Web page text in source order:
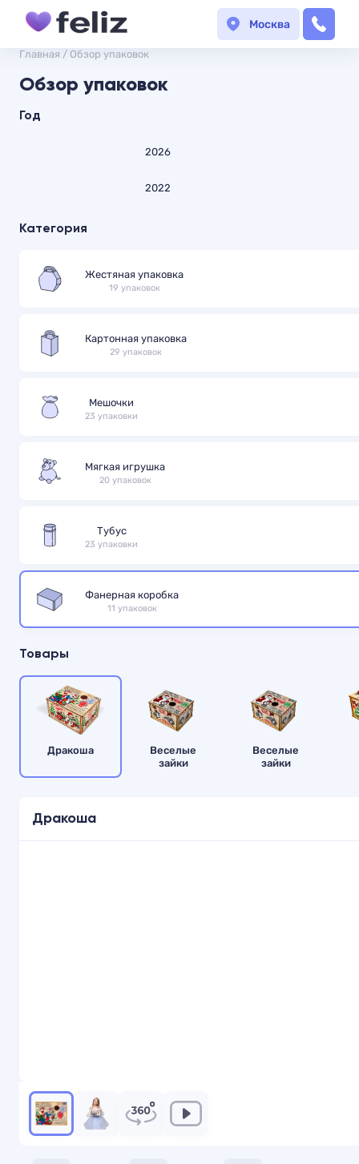
Москва
Главная / Обзор упаковок
Обзор упаковок
Год
2026
2022
Категория
Жестяная упаковка
19 упаковок
Картонная упаковка
29 упаковок
Мешочки
23 упаковки
Мягкая игрушка
20 упаковок
Тубус
23 упаковки
Фанерная коробка
11 упаковок
Товары
Дракоша
Веселые
зайки
Веселые
зайки
Дракоша